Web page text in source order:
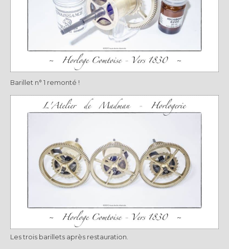
Barillet n° 1 remonté !
Les trois barillets après restauration.